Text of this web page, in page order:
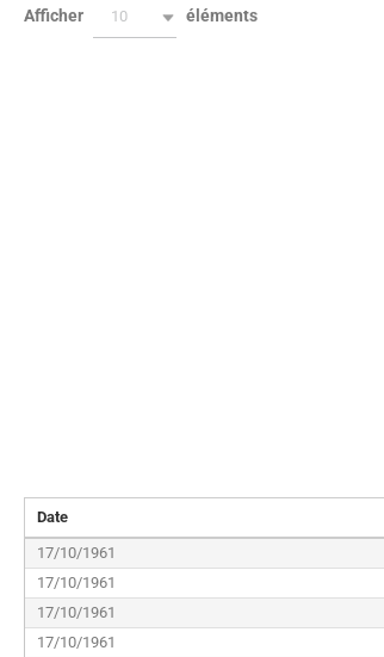
Afficher 10 éléments
Date
17/10/1961
17/10/1961
17/10/1961
17/10/1961